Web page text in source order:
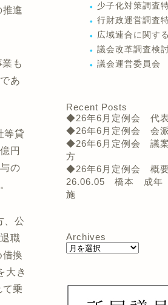
進
も
あ
等貸
円
の
、公
職
換
大き
乗
少子化対策調査
行財政運営調査
広域連合に関す
議会改革調査検
議会運営委員会
Recent Posts
◆26年6月定例会 代表
◆26年6月定例会 会
◆26年6月定例会 議案
方
◆26年6月定例会 概
26.06.05 橋本 成年
施
Archives